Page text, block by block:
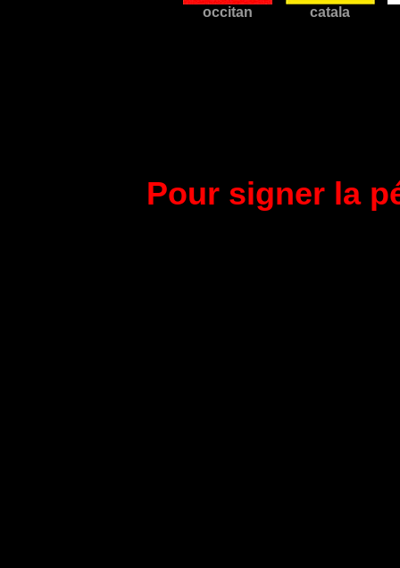
catala
occitan
Pour signer la